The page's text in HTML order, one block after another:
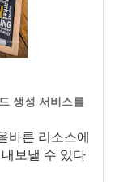
생성 서비스를
바른 리소스에
보낼 수 있다